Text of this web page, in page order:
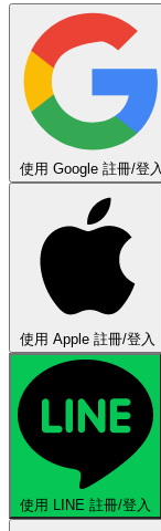
使用 Google 註冊/登入
使用 Apple 註冊/登入
使用 LINE 註冊/登入